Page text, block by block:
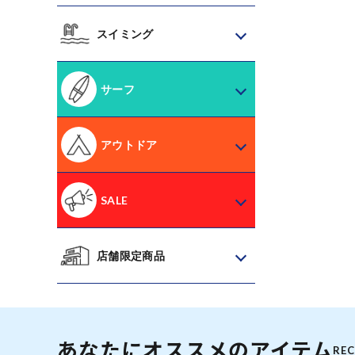
スイミング
サーフ
アウトドア
SALE
店舗限定商品